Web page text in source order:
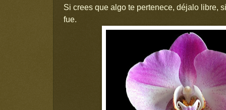
Si crees que algo te pertenece, déjalo libre,
fue.